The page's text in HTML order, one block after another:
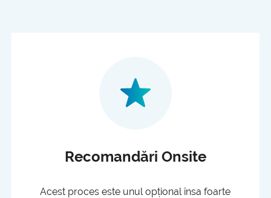
Recomandări Onsite
Acest proces este unul opțional însa foarte